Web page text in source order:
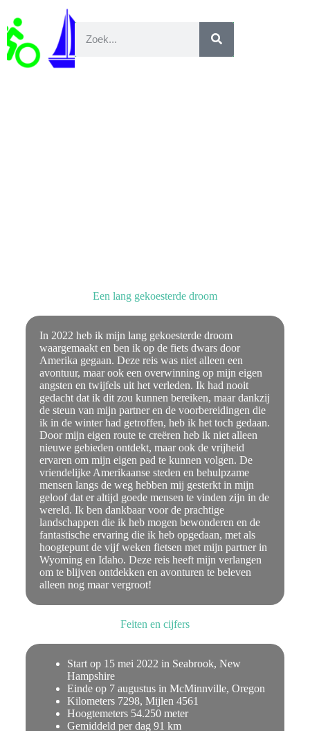
Een lang gekoesterde droom
In 2022 heb ik mijn lang gekoesterde droom
waargemaakt en ben ik op de fiets dwars door
Amerika gegaan. Deze reis was niet alleen een
avontuur, maar ook een overwinning op mijn eigen
angsten en twijfels uit het verleden. Ik had nooit
gedacht dat ik dit zou kunnen bereiken, maar dankzij
de steun van mijn partner en de voorbereidingen die
ik in de winter had getroffen, heb ik het toch gedaan.
Door mijn eigen route te creëren heb ik niet alleen
nieuwe gebieden ontdekt, maar ook de vrijheid
ervaren om mijn eigen pad te kunnen volgen. De
vriendelijke Amerikaanse steden en behulpzame
mensen langs de weg hebben mij gesterkt in mijn
geloof dat er altijd goede mensen te vinden zijn in de
wereld. Ik ben dankbaar voor de prachtige
landschappen die ik heb mogen bewonderen en de
fantastische ervaring die ik heb opgedaan, met als
hoogtepunt de vijf weken fietsen met mijn partner in
Wyoming en Idaho. Deze reis heeft mijn verlangen
om te blijven ontdekken en avonturen te beleven
alleen nog maar vergroot!
Feiten en cijfers
Start op 15 mei 2022 in Seabrook, New
Hampshire
Einde op 7 augustus in McMinnville, Oregon
Kilometers 7298, Mijlen 4561
Hoogtemeters 54.250 meter
Gemiddeld per dag 91 km